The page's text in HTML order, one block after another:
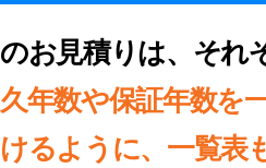
のお見積りは、それ
久年数や保証年数を
けるように、一覧表